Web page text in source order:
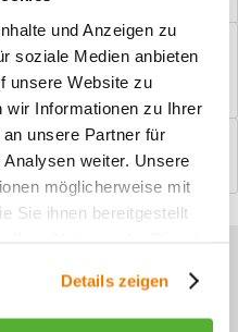
und Anzeigen zu
soziale Medien anbieten
unsere Website zu
wir Informationen zu Ihrer
unsere Partner für
weiter. Unsere
möglicherweise mit
Sie ihnen bereitgestellt
Details zeigen
konfigurieren und
diskutieren...mehr
unseren